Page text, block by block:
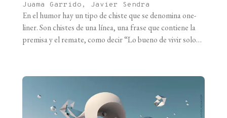
Juama Garrido, Javier Sendra
En el humor hay un tipo de chiste que se denomina one-
liner. Son chistes de una línea, una frase que contiene la
premisa y el remate, como decir “Lo bueno de vivir solo es
[...]